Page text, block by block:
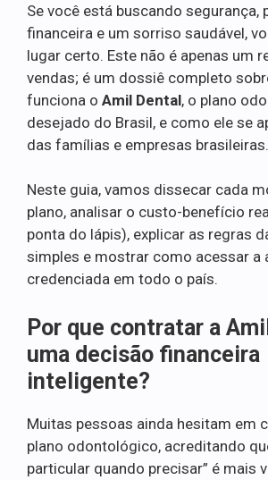
Se você está buscando segurança,
financeira e um sorriso saudável,
lugar certo. Este não é apenas um
vendas; é um dossiê completo
funciona o Amil Dental, o plano
desejado do Brasil, e como ele se
das famílias e empresas brasileiras.
Neste guia, vamos dissecar cada
plano, analisar o custo-benefício
ponta do lápis), explicar as regras
simples e mostrar como acessar a
credenciada em todo o país.
Por que contratar a
uma decisão financeira
inteligente?
Muitas pessoas ainda hesitam em
plano odontológico, acreditando
particular quando precisar” é mais